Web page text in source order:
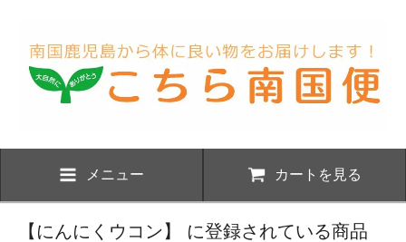
メニュー カートを見る
【にんにくウコン】 に登録されている商品